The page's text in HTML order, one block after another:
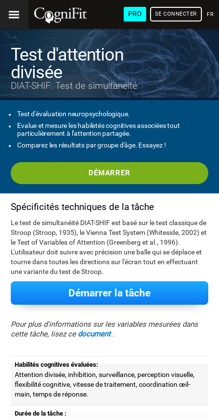
PRO SE CONNECTER
Test d'attention
divisée
DIAT-SHIF: Test de simultanéité
Test d'évaluation neuropsychologique.
Evalue et mesure les habiletés cognitives associées tout
particulièrement à l'attention partagée.
Comparez les résultats par groupe d'âge. Essayez !
DÉMARRER
Spécificités techniques de la tâche
Le test de simultanéité DIAT-SHIF est basé sur le test classique de
Stroop (Stroop, 1935), le Vienna Test System (Whiteside, 2002) et
le Test of Variables of Attention (Greenberg et al., 1996).
L'utilisateur doit suivre avec précision une balle qui se déplace et
tourne dans toutes les directions sur l'écran tout en effectuant
une variante du test de Stroop.
Démarrer la tâche
Pour plus d'informations sur les variables mesurées dans
cette tâche, lisez ce document.
Habilités cognitives évaluées:
Attention divisée, inhibition, surveillance, perception visuelle,
flexibilité cognitive, vitesse de traitement, coordination œil-
main, temps de réponse.
Durée de la tâche :